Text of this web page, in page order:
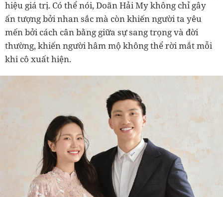
hiệu giá trị. Có thể nói, Doãn Hải My không chỉ gây
ấn tượng bởi nhan sắc mà còn khiến người ta yêu
mến bởi cách cân bằng giữa sự sang trọng và đời
thường, khiến người hâm mộ không thể rời mắt mỗi
khi cô xuất hiện.